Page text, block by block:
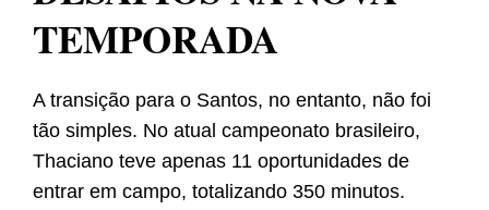
TEMPORADA
A transição para o Santos, no entanto, não foi
tão simples. No atual campeonato brasileiro,
Thaciano teve apenas 11 oportunidades de
entrar em campo, totalizando 350 minutos.